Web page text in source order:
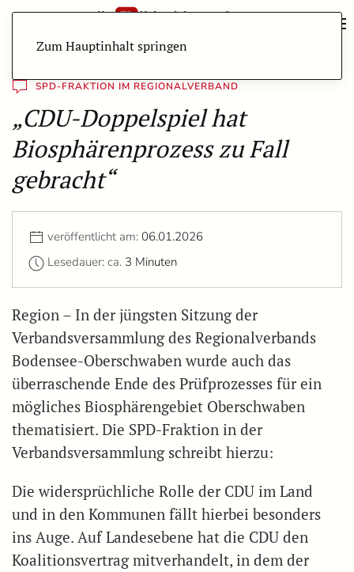
Zum Hauptinhalt springen
SPD-FRAKTION IM REGIONALVERBAND
„CDU-Doppelspiel hat
Biosphärenprozess zu Fall
gebracht“
veröffentlicht am: 06.01.2026
Lesedauer: ca. 3 Minuten
Region – In der jüngsten Sitzung der
Verbandsversammlung des Regionalverbands
Bodensee-Oberschwaben wurde auch das
überraschende Ende des Prüfprozesses für ein
mögliches Biosphärengebiet Oberschwaben
thematisiert. Die SPD-Fraktion in der
Verbandsversammlung schreibt hierzu:
Die widersprüchliche Rolle der CDU im Land
und in den Kommunen fällt hierbei besonders
ins Auge. Auf Landesebene hat die CDU den
Koalitionsvertrag mitverhandelt, in dem der